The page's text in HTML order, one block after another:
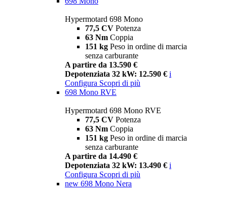
Hypermotard 698 Mono
77,5 CV Potenza
63 Nm Coppia
151 kg Peso in ordine di marcia
senza carburante
A partire da 13.590 €
Depotenziata 32 kW: 12.590 € i
Configura Scopri di più
698 Mono RVE
Hypermotard 698 Mono RVE
77,5 CV Potenza
63 Nm Coppia
151 kg Peso in ordine di marcia
senza carburante
A partire da 14.490 €
Depotenziata 32 kW: 13.490 € i
Configura Scopri di più
new 698 Mono Nera